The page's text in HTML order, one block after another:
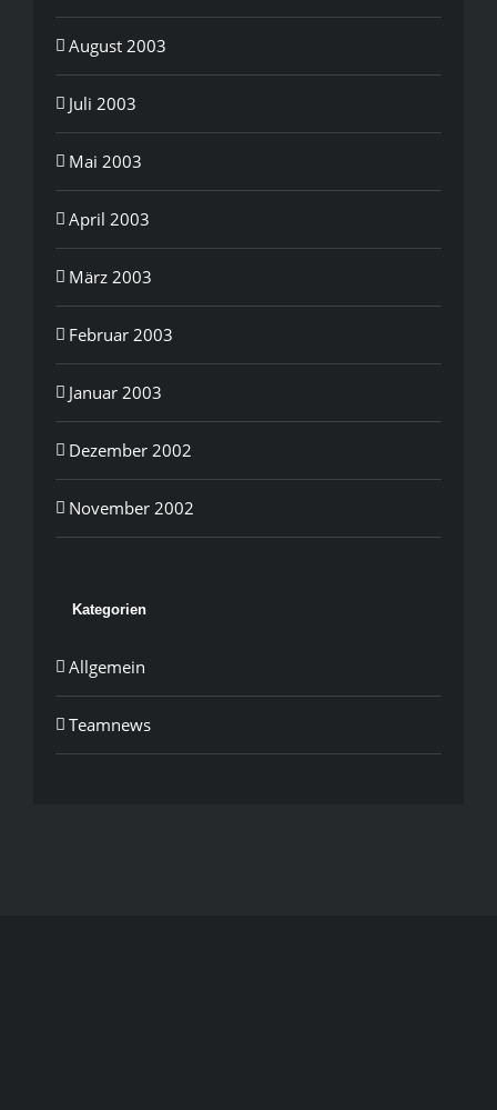
August 2003
Juli 2003
Mai 2003
April 2003
März 2003
Februar 2003
Januar 2003
Dezember 2002
November 2002
Kategorien
Allgemein
Teamnews